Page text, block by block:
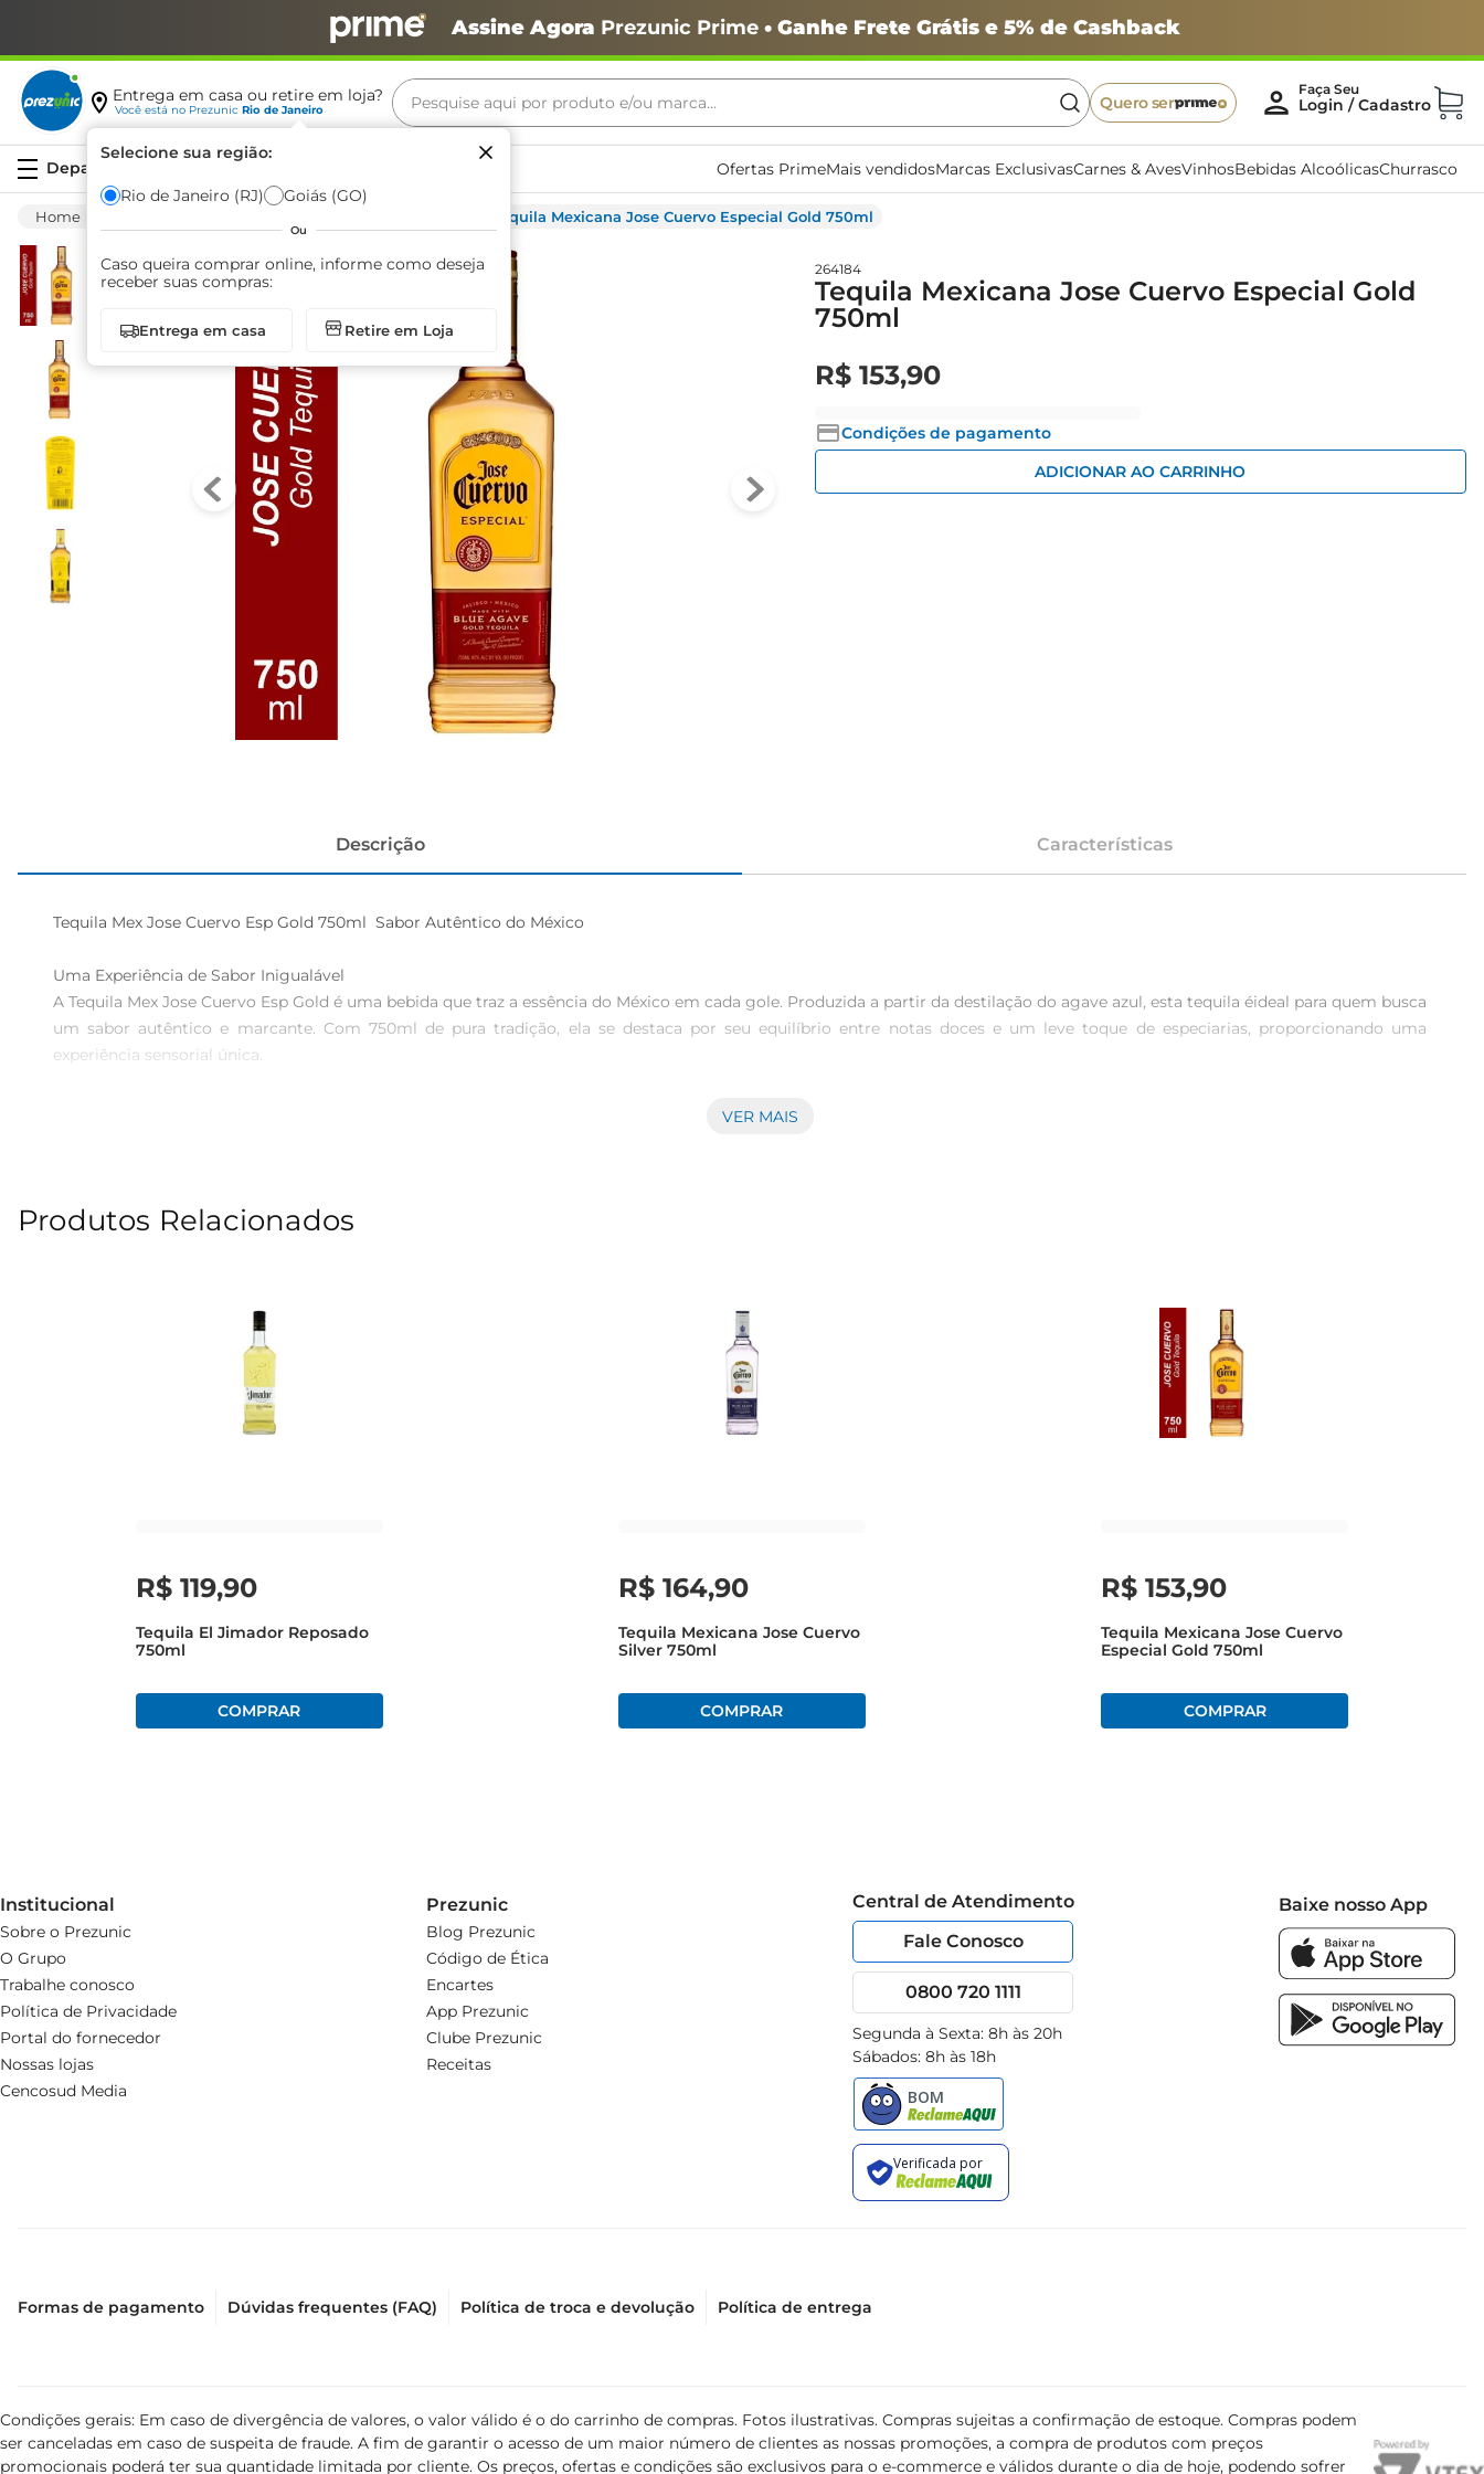
Assine Agora Prezunic Prime• Ganhe Frete Grátis e 5% de Cashback
Entrega em casa ou retire em loja?
Você está no Prezunic Rio de Janeiro
Selecione sua região:
Rio de Janeiro (RJ) Goiás (GO)
Ou
Caso queira comprar online, informe como deseja
receber suas compras:
Entrega em casa Retire em Loja
Pesquise aqui por produto e/ou marca...
Quero ser
Ofertas PrimeMais vendidosMarcas ExclusivasCarnes & AvesVinhosBebidas AlcoólicasChurrasco
Tequila Mexicana Jose Cuervo Especial Gold 750ml
264184
Tequila Mexicana Jose Cuervo Especial Gold
750ml
R$ 153,90
Condições de pagamento
ADICIONAR AO CARRINHO
Descrição Características
Tequila Mex Jose Cuervo Esp Gold 750ml  Sabor Autêntico do México
Uma Experiência de Sabor Inigualável
A Tequila Mex Jose Cuervo Esp Gold é uma bebida que traz a essência do México em cada gole. Produzida a partir da destilação do agave azul, esta tequila éideal para quem busca
um sabor autêntico e marcante. Com 750ml de pura tradição, ela se destaca por seu equilíbrio entre notas doces e um leve toque de especiarias, proporcionando uma
experiência sensorial única.
Especificações e Informações Técnicas
VER MAIS
Produtos Relacionados
R$ 119,90
Tequila El Jimador Reposado
750ml
R$ 164,90
Tequila Mexicana Jose Cuervo
Silver 750ml
R$ 153,90
Tequila Mexicana Jose Cuervo
Especial Gold 750ml
Institucional
Sobre o Prezunic
O Grupo
Trabalhe conosco
Política de Privacidade
Portal do fornecedor
Nossas lojas
Cencosud Media
Prezunic
Blog Prezunic
Código de Ética
Encartes
App Prezunic
Clube Prezunic
Receitas
Central de Atendimento
Fale Conosco
0800 720 1111
Segunda à Sexta: 8h às 20h
Sábados: 8h às 18h
Baixe nosso App
Formas de pagamento Dúvidas frequentes (FAQ) Política de troca e devolução Política de entrega
Condições gerais: Em caso de divergência de valores, o valor válido é o do carrinho de compras. Fotos ilustrativas. Compras sujeitas a confirmação de estoque. Compras podem
ser canceladas em caso de suspeita de fraude. A fim de garantir o acesso de um maior número de clientes as nossas promoções, a compra de produtos com preços
promocionais poderá ter sua quantidade limitada por cliente. Os preços, ofertas e condições são exclusivos para o e-commerce e válidos durante o dia de hoje, podendo sofrer
Termos mais buscados
café
azeite
biscoito
arroz
iogurte
papel higiênico
cerveja